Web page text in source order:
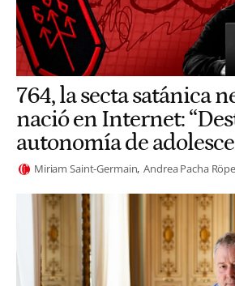
764, la secta satánica
nació en Internet:
autonomía de
Miriam Saint-Germain Andrea Pacha